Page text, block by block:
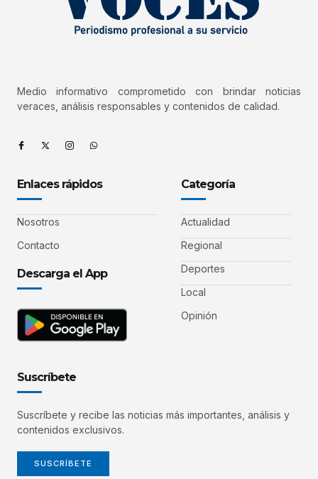
Medio informativo comprometido con brindar noticias
veraces, análisis responsables y contenidos de calidad.
Enlaces rápidos
Nosotros
Contacto
Descarga el App
Categoría
Actualidad
Regional
Deportes
Local
Opinión
Suscríbete
Suscríbete y recibe las noticias más importantes, análisis y
contenidos exclusivos.
SUSCRÍBETE